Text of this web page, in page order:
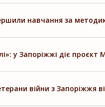
навчання за
у Запоріжжі діє проєкт
війни з Запоріжжя